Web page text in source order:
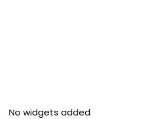
No widgets added